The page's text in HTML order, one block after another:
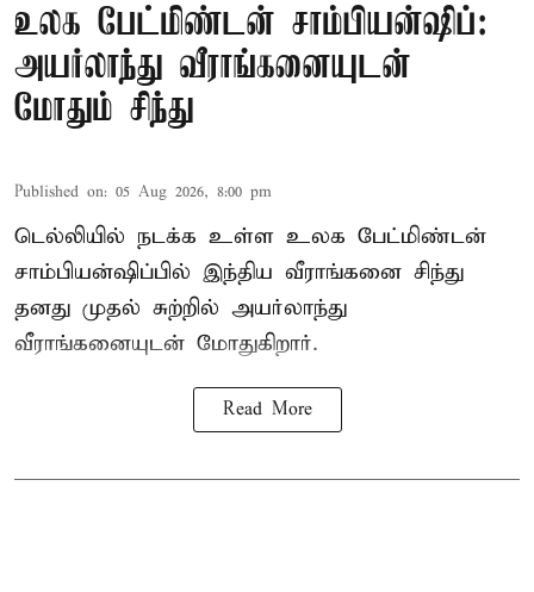
உலக பேட்மிண்டன் சாம்பியன்ஷிப்:
அயர்லாந்து வீராங்கனையுடன்
மோதும் சிந்து
Published on: 05 Aug 2026, 8:00 pm
டெல்லியில் நடக்க உள்ள உலக பேட்மிண்டன்
சாம்பியன்ஷிப்பில் இந்திய வீராங்கனை சிந்து
தனது முதல் சுற்றில் அயர்லாந்து
வீராங்கனையுடன் மோதுகிறார்.
Read More